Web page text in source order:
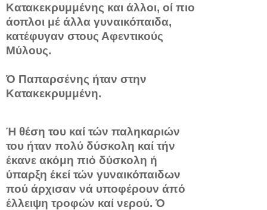
Κατακεκρυμμένης και άλλοι, οί πιο
άοπλοι μέ άλλα γυναικόπαιδα,
κατέφυγαν στους Αφεντικούς
Μύλους.
Ό Παπαρσένης ήταν στην
Κατακεκρυμμένη.
Ή θέση του καί τών παληκαριών
του ήταν πολύ δύσκολη καί τήν
έκανε α­κόμη πιό δύσκολη ή
ύπαρξη έκεί τών γυναικόπαιδων
πού άρχι­σαν νά υποφέρουν άπό
έλλειψη τροφών καί νερού. Ό